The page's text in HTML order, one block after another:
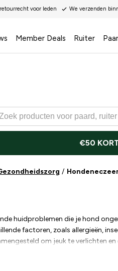
voor leden We verzenden
Member Deals Ruiter
€50
huidproblemen die je hond
factoren, zoals allergieën,
om jeuk te verlichten
tot speciale behandelingen die